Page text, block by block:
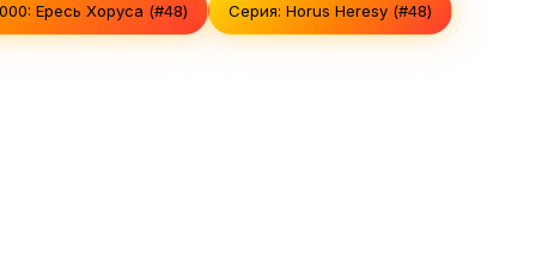
Ересь Хоруса (#48) Серия: Horus Heresy (#48)